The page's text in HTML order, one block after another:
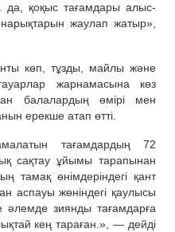
да, қоқыс тағамдары алыс-
жаулап жатыр»,
көп, тұзды, майлы және
жарнамасына көз
балалардың өмірі мен
ерекше атап өтті.
тағамдардың 72
сақтау ұйымы тарапынан
өнімдеріндегі қант
аспауы жөніндегі қаулысы
әлемде зиянды тағамдарға
кең тараған.», — дейді